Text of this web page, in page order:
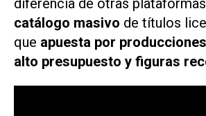
diferencia de otras
catálogo masivo de títulos
que apuesta por
alto presupuesto y figuras